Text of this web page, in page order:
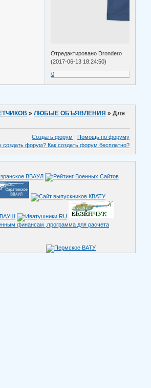
Отредактировано Drondero
(2017-06-13 18:24:50)
0
»ЛЮБЫЕ ОБЪЯВЛЕНИЯ »Для
Создать форум | Помощь по форуму